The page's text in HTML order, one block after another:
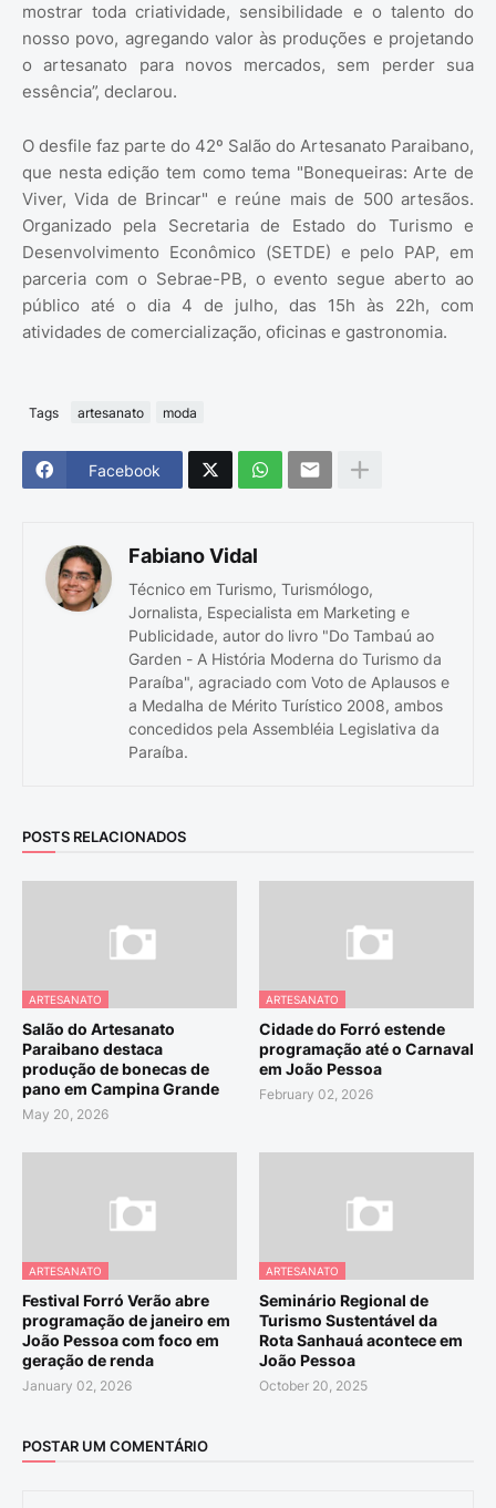
mostrar toda criatividade, sensibilidade e o talento do
nosso povo, agregando valor às produções e projetando
o artesanato para novos mercados, sem perder sua
essência”, declarou.
O desfile faz parte do 42º Salão do Artesanato Paraibano,
que nesta edição tem como tema "Bonequeiras: Arte de
Viver, Vida de Brincar" e reúne mais de 500 artesãos.
Organizado pela Secretaria de Estado do Turismo e
Desenvolvimento Econômico (SETDE) e pelo PAP, em
parceria com o Sebrae-PB, o evento segue aberto ao
público até o dia 4 de julho, das 15h às 22h, com
atividades de comercialização, oficinas e gastronomia.
Tags artesanato moda
Facebook
Fabiano Vidal
Técnico em Turismo, Turismólogo,
Jornalista, Especialista em Marketing e
Publicidade, autor do livro "Do Tambaú ao
Garden - A História Moderna do Turismo da
Paraíba", agraciado com Voto de Aplausos e
a Medalha de Mérito Turístico 2008, ambos
concedidos pela Assembléia Legislativa da
Paraíba.
POSTS RELACIONADOS
ARTESANATO
Salão do Artesanato
Paraibano destaca
produção de bonecas de
pano em Campina Grande
May 20, 2026
ARTESANATO
Cidade do Forró estende
programação até o Carnaval
em João Pessoa
February 02, 2026
ARTESANATO
Festival Forró Verão abre
programação de janeiro em
João Pessoa com foco em
geração de renda
January 02, 2026
ARTESANATO
Seminário Regional de
Turismo Sustentável da
Rota Sanhauá acontece em
João Pessoa
October 20, 2025
POSTAR UM COMENTÁRIO